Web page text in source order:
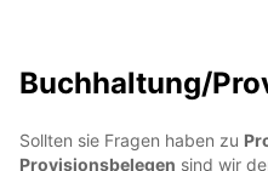
Buchhaltung/
Sollten sie Fragen haben zu
Provisionsbelegen sind wir